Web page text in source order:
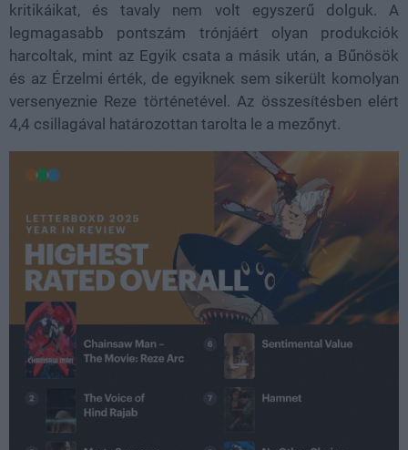
kritikáikat, és tavaly nem volt egyszerű dolguk. A
legmagasabb pontszám trónjáért olyan produkciók
harcoltak, mint az Egyik csata a másik után, a Bűnösök
és az Érzelmi érték, de egyiknek sem sikerült komolyan
versenyeznie Reze történetével. Az összesítésben elért
4,4 csillagával határozottan tarolta le a mezőnyt.